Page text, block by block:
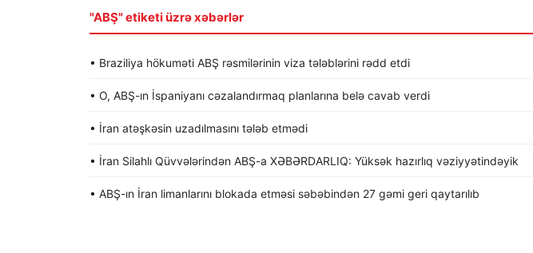
"ABŞ" etiketi üzrə xəbərlər
• Braziliya hökuməti ABŞ rəsmilərinin viza tələblərini rədd etdi
• O, ABŞ-ın İspaniyanı cəzalandırmaq planlarına belə cavab verdi
• İran atəşkəsin uzadılmasını tələb etmədi
• İran Silahlı Qüvvələrindən ABŞ-a XƏBƏRDARLIQ: Yüksək hazırlıq vəziyyətindəyik
• ABŞ-ın İran limanlarını blokada etməsi səbəbindən 27 gəmi geri qaytarılıb